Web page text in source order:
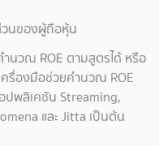
วนของผู้ถือหุ้น
นวณ ROE ตามสูตรได้ หรือ
รื่องมือช่วยคำนวณ ROE
อปพลิเคชัน Streaming,
และ Jitta เป็นต้น